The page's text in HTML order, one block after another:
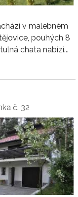
v malebném
pouhých 8
chata nabízí...
č. 32